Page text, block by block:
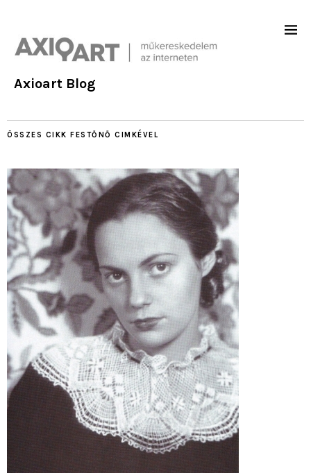
Axioart Blog
ÖSSZES CIKK FESTŐNŐ CIMKÉVEL